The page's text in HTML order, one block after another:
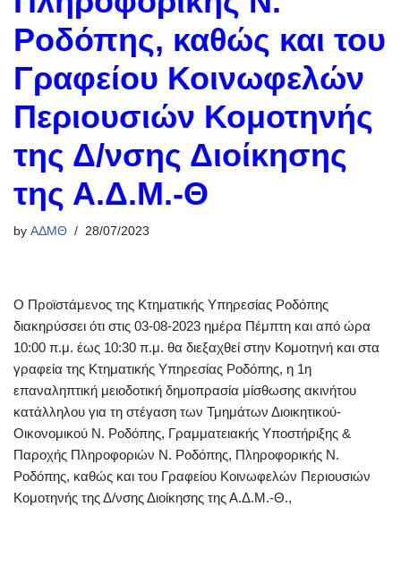
Ροδόπης, καθώς και του
Γραφείου Κοινωφελών
Περιουσιών Κομοτηνής
της Δ/νσης Διοίκησης
της Α.Δ.Μ.-Θ
by ΑΔΜΘ 28/07/2023
Ο Προϊστάμενος της Κτηματικής Υπηρεσίας Ροδόπης
διακηρύσσει ότι στις 03-08-2023 ημέρα Πέμπτη και από ώρα
10:00 π.μ. έως 10:30 π.μ. θα διεξαχθεί στην Κομοτηνή και στα
γραφεία της Κτηματικής Υπηρεσίας Ροδόπης, η 1η
επαναληπτική μειοδοτική δημοπρασία μίσθωσης ακινήτου
κατάλληλου για τη στέγαση των Τμημάτων Διοικητικού-
Οικονομικού Ν. Ροδόπης, Γραμματειακής Υποστήριξης &
Παροχής Πληροφοριών Ν. Ροδόπης, Πληροφορικής Ν.
Ροδόπης, καθώς και του Γραφείου Κοινωφελών Περιουσιών
Κομοτηνής της Δ/νσης Διοίκησης της Α.Δ.Μ.-Θ.,